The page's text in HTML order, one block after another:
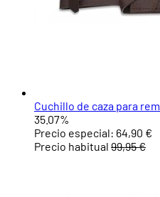
Cuchillo de caza para
35.07%
Precio especial: 64,90 €
Precio habitual 99,95 €